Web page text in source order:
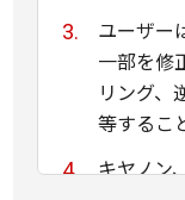
ユーザー
一部を修
リング、
等するこ
キヤノン